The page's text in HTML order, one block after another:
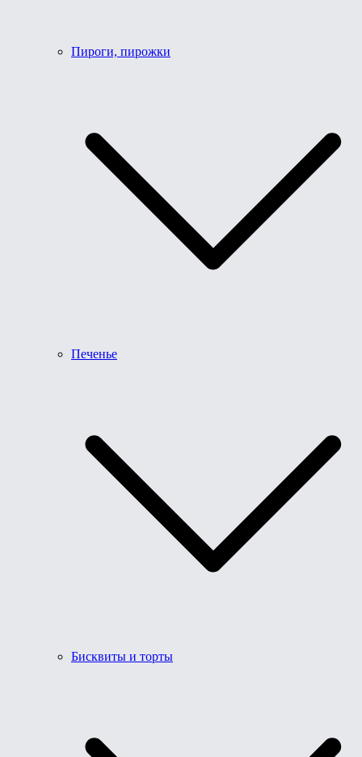
Пироги, пирожки
Печенье
Бисквиты и торты